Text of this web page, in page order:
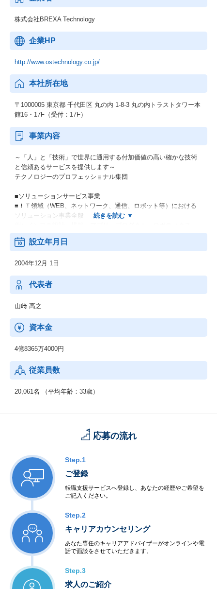
株式会社BREXA Technology
企業HP
http://www.ostechnology.co.jp/
本社所在地
〒1000005 東京都 千代田区 丸の内 1-8-3 丸の内トラストタワー本
館16・17F（受付：17F）
事業内容
～「人」と「技術」で世界に通用する付加価値の高い確かな技術
と信頼あるサービスを提供します～
テクノロジーのプロフェッショナル集団
■ソリューションサービス事業
■ＩＴ領域（WEB、ネットワーク、通信、ロボット等）における
ソリューション事業全般
等
機械・電子・電気・ソフトウェアの技術者特定派遣
例）次世代自動車・デジタル家電・ロボティクス・医療機器の研
究開発、生産、技術開発
設立年月日
2004年12月 1日
代表者
山﨑 高之
資本金
4億8365万4000円
従業員数
20,061名 （平均年齢：33歳）
応募の流れ
Step.1
ご登録
転職支援サービスへ登録し、あなたの経歴やご希望を
ご記入ください。
Step.2
キャリアカウンセリング
あなた専任のキャリアアドバイザーがオンラインや電
話で面談をさせていただきます。
Step.3
求人のご紹介